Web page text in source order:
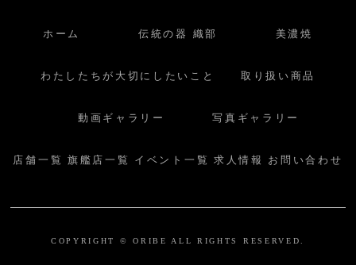
ホーム 伝統の器 織部 美濃焼
わたしたちが大切にしたいこと 取り扱い商品
動画ギャラリー 写真ギャラリー
店舗一覧 旗艦店一覧 イベント一覧 求人情報 お問い合わせ
COPYRIGHT © ORIBE ALL RIGHTS RESERVED.